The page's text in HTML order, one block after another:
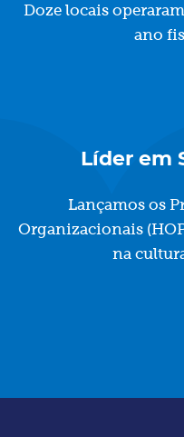
Doze locais
ano
Líder em
Lançamos os
Organizacionais
na